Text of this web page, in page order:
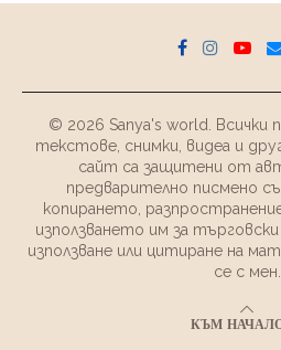
© 2026 Sanya's world. Всички
текстове, снимки, видеа и
сайт са защитени от
предварително писмено
копирането,
използването им за
използване или цитиране на
се с мен.
КЪМ